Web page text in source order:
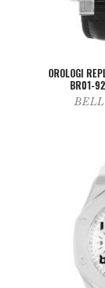
OROLOGI
BR01-
BELL